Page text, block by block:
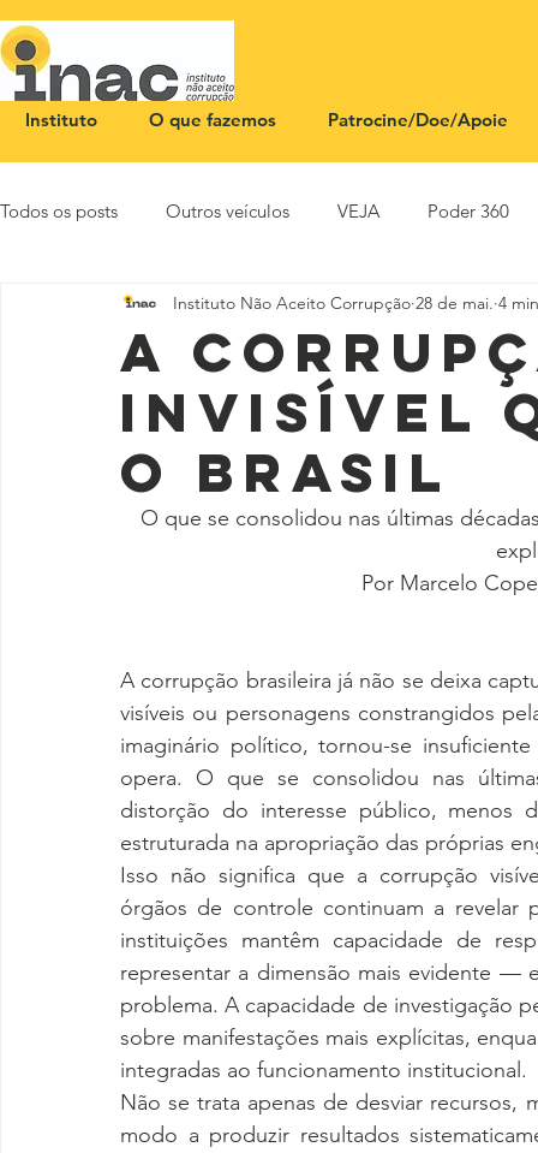
Instituto O que fazemos Patrocine/Doe/Apoie
Todos os posts Outros veículos VEJA Poder 360
NOTA PÚBLICA CEID SBT News Rádio
A
invisível
o Brasil
Instituto Não Aceito Corrupção 28 de mai. 4
O que se consolidou nas últimas
Por Marcelo
A corrupção brasileira já não se deixa
visíveis ou personagens constrangidos
imaginário político, tornou-se
opera. O que se consolidou nas
distorção do interesse público, menos
estruturada na apropriação das próprias
Isso não significa que a corrupção
órgãos de controle continuam a revelar
instituições mantêm capacidade de
representar a dimensão mais evidente —
problema. A capacidade de investigação
sobre manifestações mais explícitas,
integradas ao funcionamento institucional.
Não se trata apenas de desviar recursos,
modo a produzir resultados